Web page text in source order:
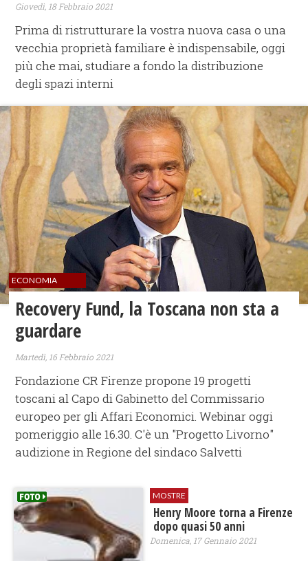
Giovedì, 18 Febbraio 2021
Prima di ristrutturare la vostra nuova casa o una
vecchia proprietà familiare è indispensabile, oggi
più che mai, studiare a fondo la distribuzione
degli spazi interni
ECONOMIA
Recovery Fund, la Toscana non sta a
guardare
Martedì, 16 Febbraio 2021
Fondazione CR Firenze propone 19 progetti
toscani al Capo di Gabinetto del Commissario
europeo per gli Affari Economici. Webinar oggi
pomeriggio alle 16.30. C'è un "Progetto Livorno"
audizione in Regione del sindaco Salvetti
MOSTRE
​Henry Moore torna a Firenze
dopo quasi 50 anni
Domenica, 17 Gennaio 2021